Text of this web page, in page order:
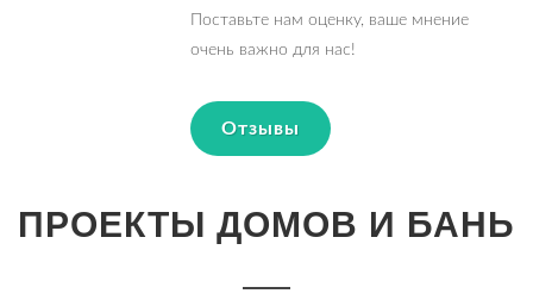
Поставьте нам оценку, ваше мнение
очень важно для нас!
Отзывы
ПРОЕКТЫ ДОМОВ И БАНЬ